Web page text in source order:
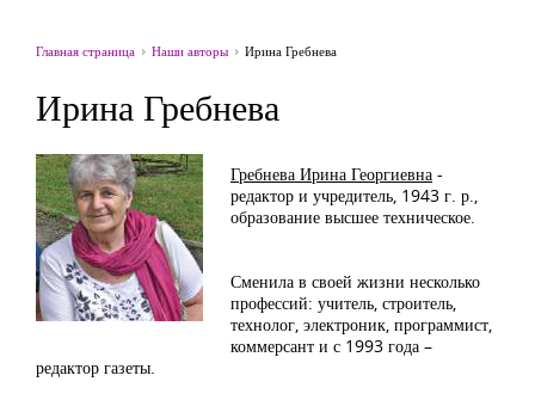
Главная страница Наши авторы Ирина Гребнева
Ирина Гребнева
Гребнева Ирина Георгиевна -
редактор и учредитель, 1943 г. р.,
образование высшее техническое.
Сменила в своей жизни несколько
профессий: учитель, строитель,
технолог, электроник, программист,
коммерсант и с 1993 года –
редактор газеты.